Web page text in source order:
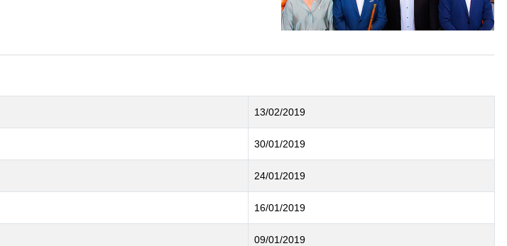
13/02/2019
30/01/2019
24/01/2019
16/01/2019
09/01/2019